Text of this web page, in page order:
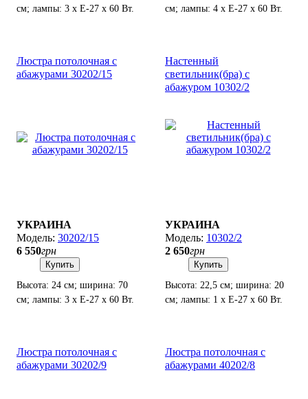
см; лампы: 3 х Е-27 х 60 Вт.
см; лампы: 4 х Е-27 х 60 Вт.
Люстра потолочная с
абажурами 30202/15
УКРАИНА
30202/15
6 550грн
Купить
Высота: 24 см; ширина: 70
см; лампы: 3 х Е-27 х 60 Вт.
Настенный
светильник(бра) с
абажуром 10302/2
УКРАИНА
10302/2
2 650грн
Купить
Высота: 22,5 см; ширина: 20
см; лампы: 1 х Е-27 х 60 Вт.
Люстра потолочная с
абажурами 30202/9
Люстра потолочная с
абажурами 40202/8